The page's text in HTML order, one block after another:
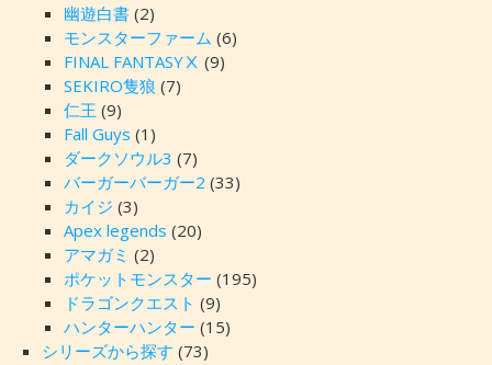
幽遊白書(2)
モンスターファーム (6)
FINAL FANTASYⅩ (9)
SEKIRO隻狼 (7)
仁王 (9)
Fall Guys (1)
ダークソウル3 (7)
バーガーバーガー2 (33)
カイジ (3)
Apex legends (20)
アマガミ (2)
ポケットモンスター (195)
ドラゴンクエスト (9)
ハンターハンター (15)
シリーズから探す (73)